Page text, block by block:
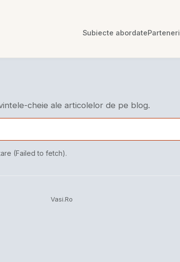
Subiecte abordateParteneri
cheie ale articolelor de pe blog.
(Failed to fetch).
Vasi.Ro